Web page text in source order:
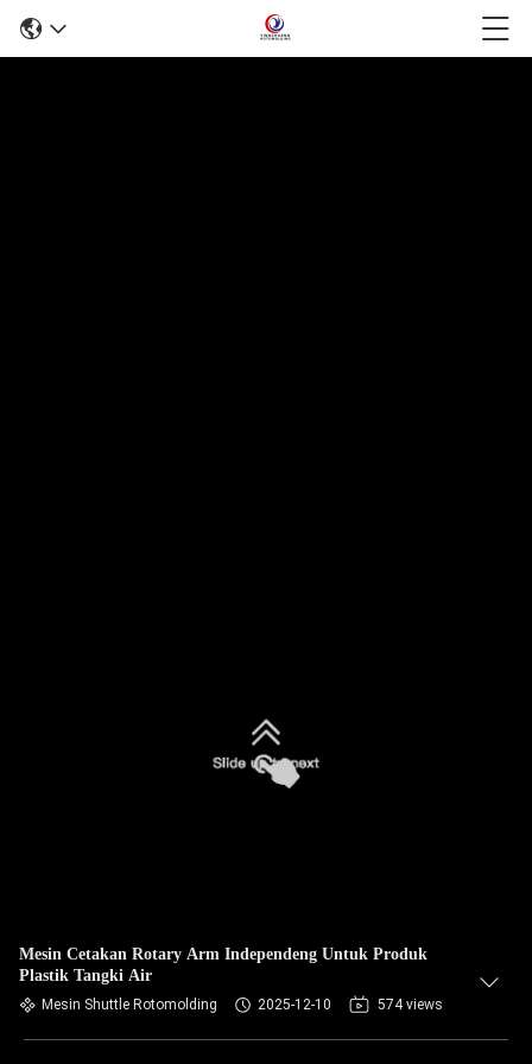
Mesin Cetakan Rotary Arm Independeng Untuk Produk
Plastik Tangki Air
Mesin Shuttle Rotomolding 2025-12-10 574 views